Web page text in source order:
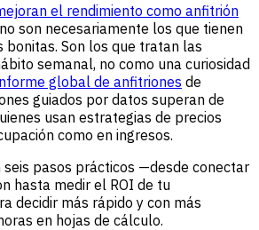
el rendimiento como anfitrión
son necesariamente los que tienen
bonitas. Son los que tratan las
semanal, no como una curiosidad
global de anfitriones de
guiados por datos superan de
usan estrategias de precios
como en ingresos.
pasos prácticos —desde conectar
hasta medir el ROI de tu
decidir más rápido y con más
en hojas de cálculo.